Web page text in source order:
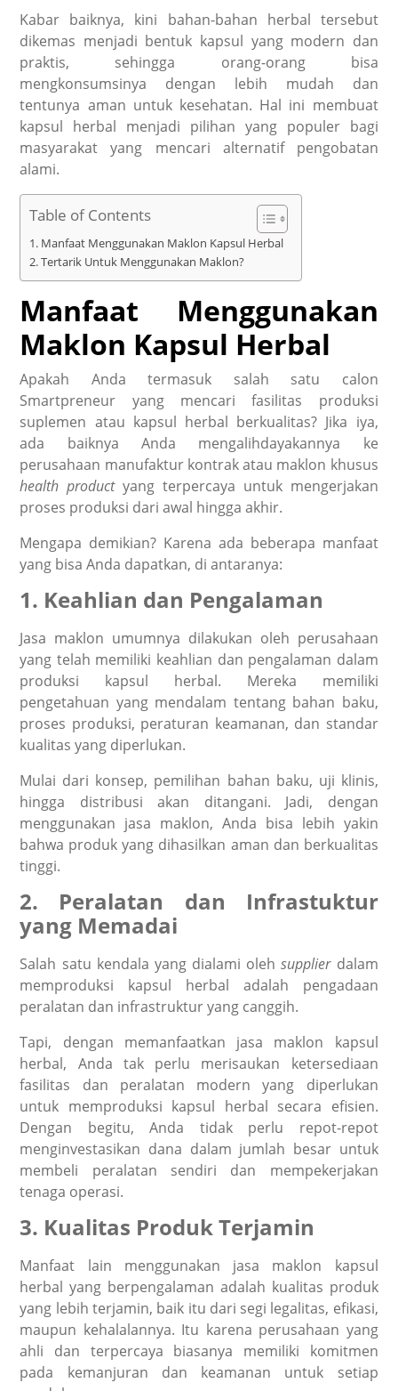
Kabar baiknya, kini bahan-bahan herbal tersebut
dikemas menjadi bentuk kapsul yang modern dan
praktis, sehingga orang-orang bisa
mengkonsumsinya dengan lebih mudah dan
tentunya aman untuk kesehatan. Hal ini membuat
kapsul herbal menjadi pilihan yang populer bagi
masyarakat yang mencari alternatif pengobatan
alami.
Table of Contents
Manfaat Menggunakan Maklon Kapsul Herbal
Tertarik Untuk Menggunakan Maklon?
Manfaat Menggunakan
Maklon Kapsul Herbal
Apakah Anda termasuk salah satu calon
Smartpreneur yang mencari fasilitas produksi
suplemen atau kapsul herbal berkualitas? Jika iya,
ada baiknya Anda mengalihdayakannya ke
perusahaan manufaktur kontrak atau maklon khusus
health productyang terpercaya untuk mengerjakan
proses produksi dari awal hingga akhir.
Mengapa demikian? Karena ada beberapa manfaat
yang bisa Anda dapatkan, di antaranya:
1. Keahlian dan Pengalaman
Jasa maklon umumnya dilakukan oleh perusahaan
yang telah memiliki keahlian dan pengalaman dalam
produksi kapsul herbal. Mereka memiliki
pengetahuan yang mendalam tentang bahan baku,
proses produksi, peraturan keamanan, dan standar
kualitas yang diperlukan.
Mulai dari konsep, pemilihan bahan baku, uji klinis,
hingga distribusi akan ditangani. Jadi, dengan
menggunakan jasa maklon, Anda bisa lebih yakin
bahwa produk yang dihasilkan aman dan berkualitas
tinggi.
2. Peralatan dan Infrastuktur
yang Memadai
Salah satu kendala yang dialami olehsupplierdalam
memproduksi kapsul herbal adalah pengadaan
peralatan dan infrastruktur yang canggih.
Tapi, dengan memanfaatkan jasa maklon kapsul
herbal, Anda tak perlu merisaukan ketersediaan
fasilitas dan peralatan modern yang diperlukan
untuk memproduksi kapsul herbal secara efisien.
Dengan begitu, Anda tidak perlu repot-repot
menginvestasikan dana dalam jumlah besar untuk
membeli peralatan sendiri dan mempekerjakan
tenaga operasi.
3. Kualitas Produk Terjamin
Manfaat lain menggunakan jasa maklon kapsul
herbal yang berpengalaman adalah kualitas produk
yang lebih terjamin, baik itu dari segi legalitas, efikasi,
maupun kehalalannya. Itu karena perusahaan yang
ahli dan terpercaya biasanya memiliki komitmen
pada kemanjuran dan keamanan untuk setiap